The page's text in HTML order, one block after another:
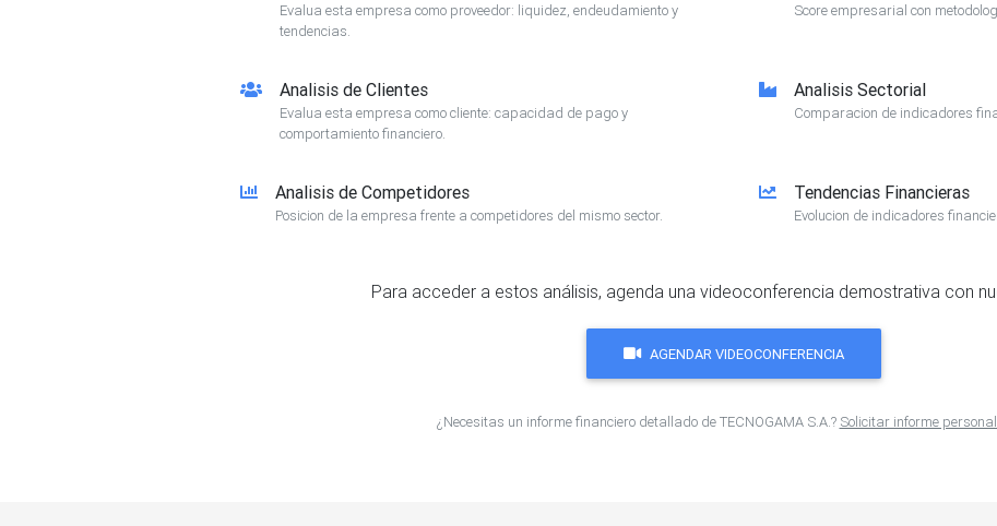
Evalua esta empresa como proveedor: liquidez, endeudamiento y
tendencias.
Score empresarial con
Analisis de Clientes
Evalua esta empresa como cliente: capacidad de pago y
comportamiento financiero.
Analisis Sectorial
Comparacion de indicadores
Analisis de Competidores
Posicion de la empresa frente a competidores del mismo sector.
Tendencias Financieras
Evolucion de indicadores
Para acceder a estos análisis, agenda una videoconferencia demostrativa con
AGENDAR VIDEOCONFERENCIA
¿Necesitas un informe financiero detallado de TECNOGAMA S.A.? Solicitar informe